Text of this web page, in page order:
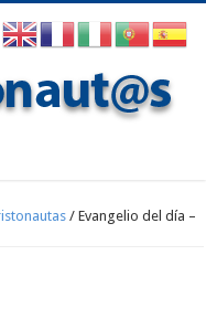
/ Evangelio del día –